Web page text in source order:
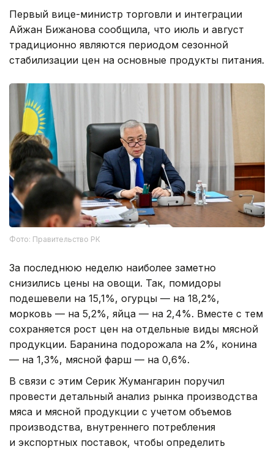
Первый вице-министр торговли и интеграции
Айжан Бижанова сообщила, что июль и август
традиционно являются периодом сезонной
стабилизации цен на основные продукты питания.
Фото: Правительство РК
За последнюю неделю наиболее заметно
снизились цены на овощи. Так, помидоры
подешевели на 15,1%, огурцы — на 18,2%,
морковь — на 5,2%, яйца — на 2,4%. Вместе с тем
сохраняется рост цен на отдельные виды мясной
продукции. Баранина подорожала на 2%, конина
— на 1,3%, мясной фарш — на 0,6%.
В связи с этим Серик Жумангарин поручил
провести детальный анализ рынка производства
мяса и мясной продукции с учетом объемов
производства, внутреннего потребления
и экспортных поставок, чтобы определить